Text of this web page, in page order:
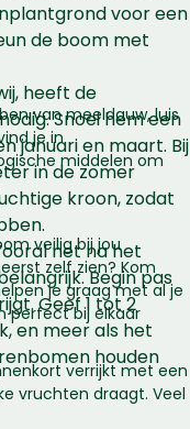
voor een
de boom met
heeft de
Snoei hem een
januari en maart. Bij
in de zomer
kroon, zodat
net na het
Begin pas
Geef 1 tot 2
en meer als het
houden
van meeldauw, luis
je in
middelen om
veilig bij jou
zelf zien? Kom
je graag met al je
perfect bij elkaar
verrijkt met een
vruchten draagt. Veel